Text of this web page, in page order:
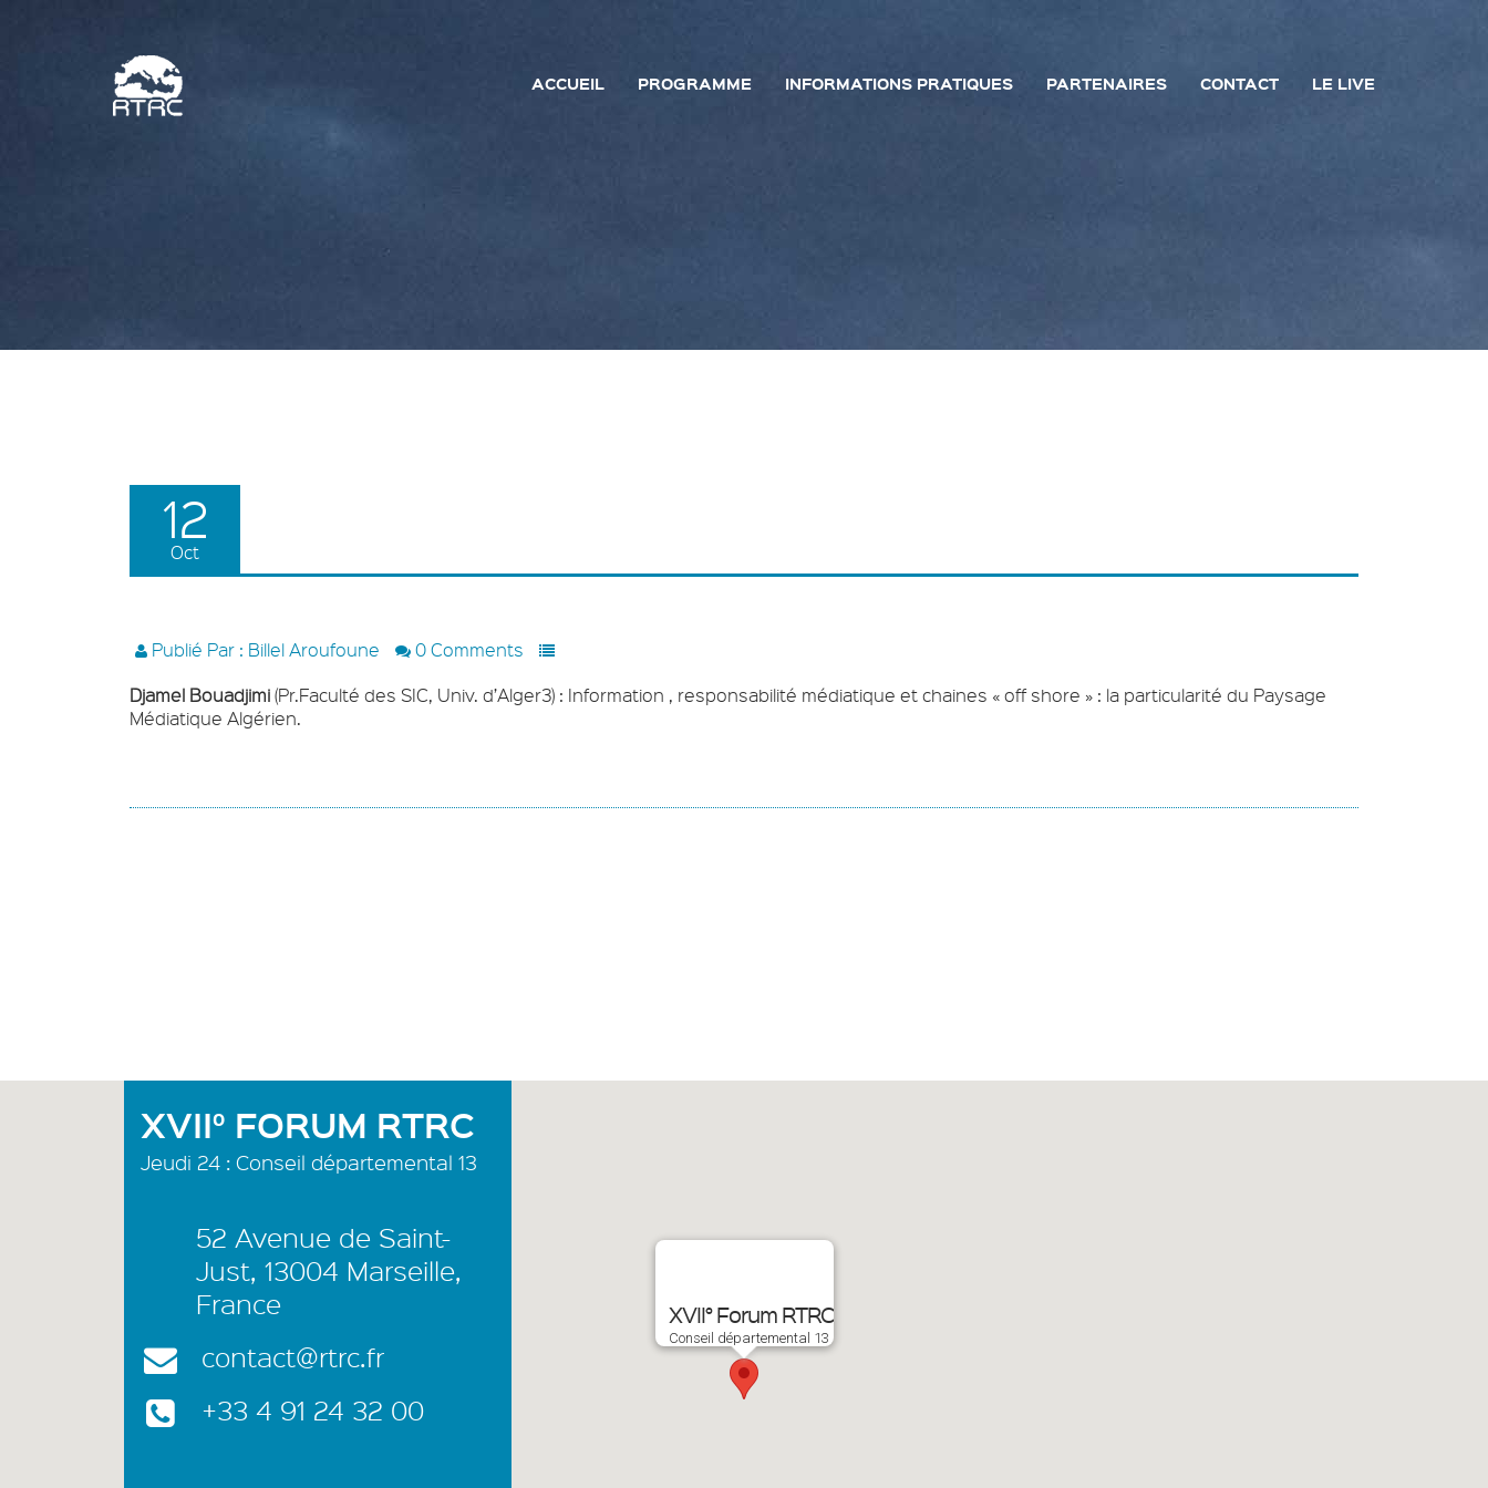
ACCUEIL PROGRAMME INFORMATIONS PRATIQUES PARTENAIRES CONTACT LE LIVE
12
Oct
Publié Par : Billel Aroufoune
0 Comments
Djamel Bouadjimi(Pr.Faculté des SIC, Univ. d’Alger3) : Information , responsabilité médiatique et chaines « off shore » : la particularité du Paysage
Médiatique Algérien.
XVII° Forum RTRC
Conseil départemental 13
XVII° FORUM RTRC
Jeudi 24 : Conseil départemental 13
52 Avenue de Saint-
Just, 13004 Marseille,
France
contact@rtrc.fr
+33 4 91 24 32 00